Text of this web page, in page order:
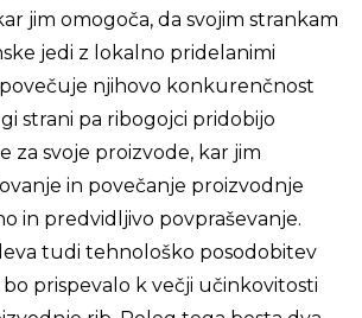
jim omogoča, da svojim strankam
jedi z lokalno pridelanimi
povečuje njihovo konkurenčnost
strani pa ribogojci pridobijo
za svoje proizvode, kar jim
in povečanje proizvodnje
in predvidljivo povpraševanje.
tudi tehnološko posodobitev
prispevalo k večji učinkovitosti